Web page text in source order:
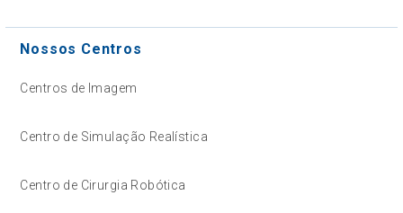
Nossos Centros
Centros de Imagem
Centro de Simulação Realística
Centro de Cirurgia Robótica